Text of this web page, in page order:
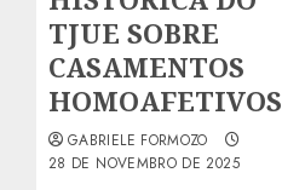
TJUE SOBRE
CASAMENTOS
HOMOAFETIVOS
GABRIELE FORMOZO
28 DE NOVEMBRO DE 2025